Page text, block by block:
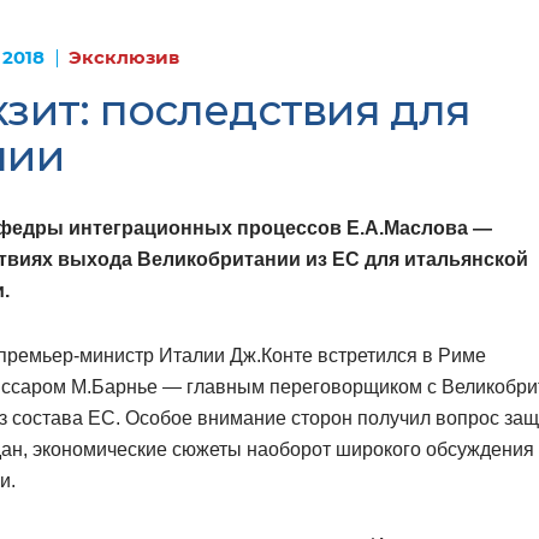
Эксклюзив
последствия для
интеграционных процессов Е.А.Маслова —
выхода Великобритании из ЕС для итальянской
министр Италии Дж.Конте встретился в Риме
М.Барнье — главным переговорщиком с
состава ЕС. Особое внимание сторон получил вопрос
экономические сюжеты наоборот широкого обсуждения